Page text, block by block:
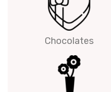
Chocolates